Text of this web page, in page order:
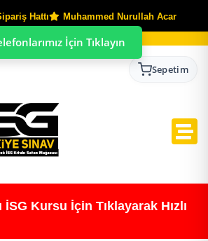
Hattı Muhammed Nurullah Acar
Sepetim
İSG Kursu İçin Tıklayarak Hızlı
İçin Tıklayın